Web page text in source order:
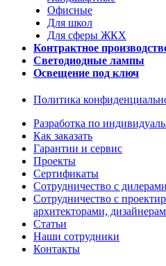
Офисные
Для школ
Для сферы ЖКХ
Контрактное
Светодиодные лампы
Освещение под ключ
Политика
Разработка по
Как заказать
Гарантии и сервис
Проекты
Сертификаты
Сотрудничество с дилерами
Сотрудничество с
архитекторами,
Статьи
Наши сотрудники
Контакты